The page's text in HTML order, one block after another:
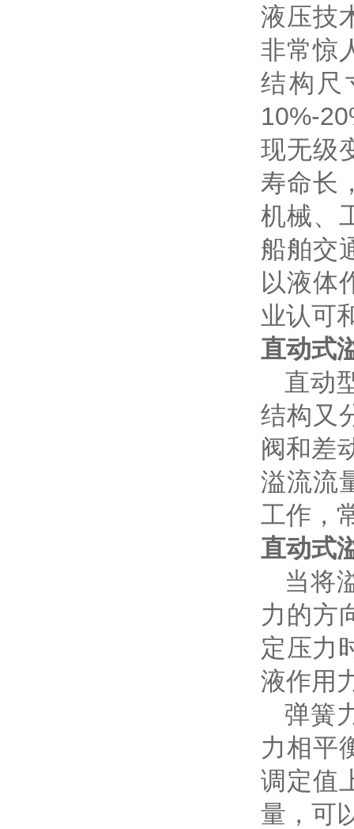
液压技
非常惊
结构尺
10%-
现无级
寿命长
机械、
船舶交
以液体
业认可
直动式
直动
结构又
阀和差
溢流流
工作，
直动式
当将
力的方
定压力
液作用
弹簧
力相平
调定值
量，可